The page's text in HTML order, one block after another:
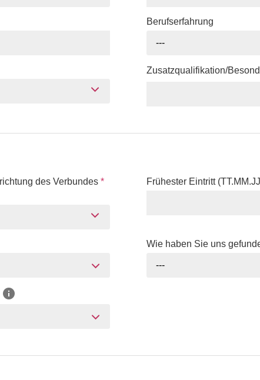
Berufserfahrung
---
Zusatzqualifikation/
des Verbundes * Frühester Eintritt
Wie haben Sie uns
---